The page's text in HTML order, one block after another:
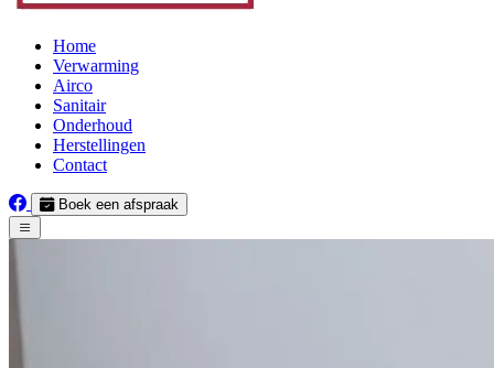
Home
Verwarming
Airco
Sanitair
Onderhoud
Herstellingen
Contact
Boek een afspraak